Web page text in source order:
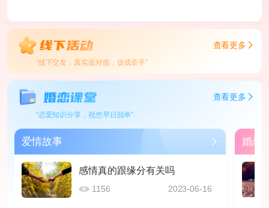
查看更多
“线下交友，真实面对面，促成牵手”
查看更多
“恋爱知识分享，祝您早日脱单”
爱情故事
感情真的跟缘分有关吗
1156 2023-06-16
婚恋